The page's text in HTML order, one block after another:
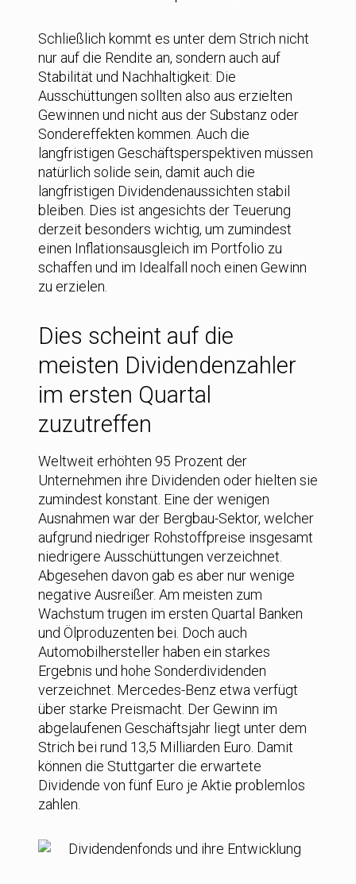
Schließlich kommt es unter dem Strich nicht
nur auf die Rendite an, sondern auch auf
Stabilität und Nachhaltigkeit: Die
Ausschüttungen sollten also aus erzielten
Gewinnen und nicht aus der Substanz oder
Sondereffekten kommen. Auch die
langfristigen Geschäftsperspektiven müssen
natürlich solide sein, damit auch die
langfristigen Dividendenaussichten stabil
bleiben. Dies ist angesichts der Teuerung
derzeit besonders wichtig, um zumindest
einen Inflationsausgleich im Portfolio zu
schaffen und im Idealfall noch einen Gewinn
zu erzielen.
Dies scheint auf die
meisten Dividendenzahler
im ersten Quartal
zuzutreffen
Weltweit erhöhten 95 Prozent der
Unternehmen ihre Dividenden oder hielten sie
zumindest konstant. Eine der wenigen
Ausnahmen war der Bergbau-Sektor, welcher
aufgrund niedriger Rohstoffpreise insgesamt
niedrigere Ausschüttungen verzeichnet.
Abgesehen davon gab es aber nur wenige
negative Ausreißer. Am meisten zum
Wachstum trugen im ersten Quartal Banken
und Ölproduzenten bei. Doch auch
Automobilhersteller haben ein starkes
Ergebnis und hohe Sonderdividenden
verzeichnet. Mercedes-Benz etwa verfügt
über starke Preismacht. Der Gewinn im
abgelaufenen Geschäftsjahr liegt unter dem
Strich bei rund 13,5 Milliarden Euro. Damit
können die Stuttgarter die erwartete
Dividende von fünf Euro je Aktie problemlos
zahlen.